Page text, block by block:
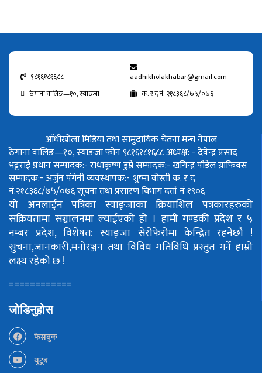
९८१६१८१६८८
aadhikholakhabar@gmail.com
ठेगाना वालिङ—१०, स्याङजा
क. र द नं. २१८३६८/७५/०७६
आँधीखोला मिडिया तथा सामुदायिक चेतना मन्च नेपाल
ठेगाना वालिङ—१०, स्याङजा फोन ९८१६१८१६८८अध्यक्ष: - देवेन्द्र प्रसाद
भट्टराईप्रधान सम्पादक:- राधाकृष्ण डुम्रेसम्पादक:- खगिन्द्र पौडेलग्राफिक्स
सम्पादक:- अर्जुन पंगेनीव्यवस्थापक:- शुष्मा वोस्तीक. र द
नं.२१८३६८/७५/०७६सूचना तथा प्रसारण बिभाग दर्ता नं १९०६
यो अनलाईन पत्रिका स्याङ्जाका क्रियाशिल पत्रकारहरुको
सक्रियतामा सञ्चालनमा ल्याईएको हो । हामी गण्डकी प्रदेश र ५
नम्बर प्रदेश, विशेषत: स्याङ्जा सेरोफेरोमा केन्द्रित रहनेछौ !
सुचना,जानकारी,मनोरञ्जन तथा विविध गतिविधि प्रस्तुत गर्ने हाम्रो
लक्ष्य रहेको छ !
============
जोडिनुहोस
फेसबुक
युटूब